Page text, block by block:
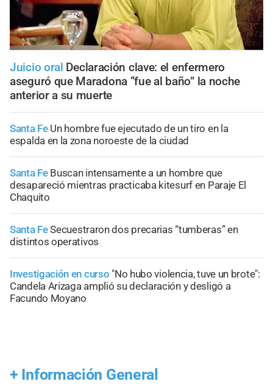
Juicio oral Declaración clave: el enfermero
aseguró que Maradona “fue al baño” la noche
anterior a su muerte
Santa Fe Un hombre fue ejecutado de un tiro en la
espalda en la zona noroeste de la ciudad
Santa Fe Buscan intensamente a un hombre que
desapareció mientras practicaba kitesurf en Paraje El
Chaquito
Santa FeSecuestraron dos precarias “tumberas” en
distintos operativos
Investigación en curso "No hubo violencia, tuve un brote":
Candela Arizaga amplió su declaración y desligó a
Facundo Moyano
+ Información General